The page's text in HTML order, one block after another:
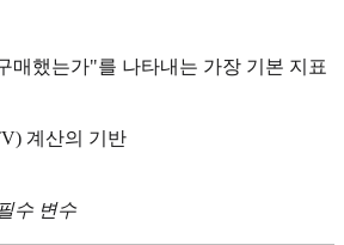
매했는가"를 나타내는 가장 기본 지표
계산의 기반
수 변수